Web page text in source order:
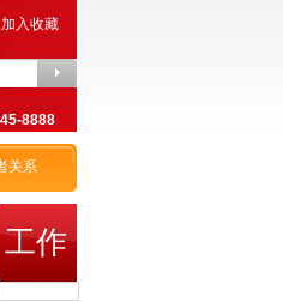
加入收藏
8888
关系
工作